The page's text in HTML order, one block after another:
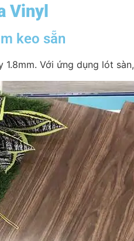
Vinyl
keo sẵn
1.8mm. Với ứng dụng lót